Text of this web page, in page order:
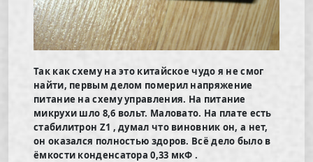
Так как схему на это китайское чудо я не смог
найти, первым делом померил напряжение
питание на схему управления. На питание
микрухи шло 8,6 вольт. Маловато. На плате есть
стабилитрон Z1 , думал что виновник он, а нет,
он оказался полностью здоров. Всё дело было в
ёмкости конденсатора 0,33 мкФ .